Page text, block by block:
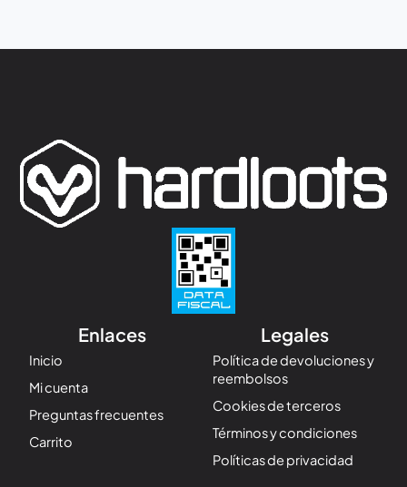
Enlaces
Inicio
Mi cuenta
Preguntas frecuentes
Carrito
Legales
Política de devoluciones y
reembolsos
Cookies de terceros
Términos y condiciones
Políticas de privacidad